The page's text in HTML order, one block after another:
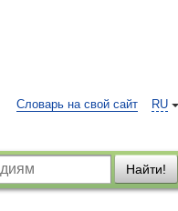
RU
Словарь на свой сайт
Найти!